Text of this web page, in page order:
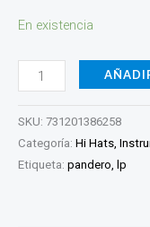
En existencia
SKU: 731201386258
Categoría: Hi Hats,
Etiqueta: pandero, lp